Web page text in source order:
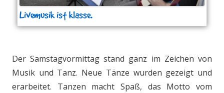
Livemusik ist klasse.
Der Samstagvormittag stand ganz im Zeichen von
Musik und Tanz. Neue Tänze wurden gezeigt und
erarbeitet. Tanzen macht Spaß, das Motto vom